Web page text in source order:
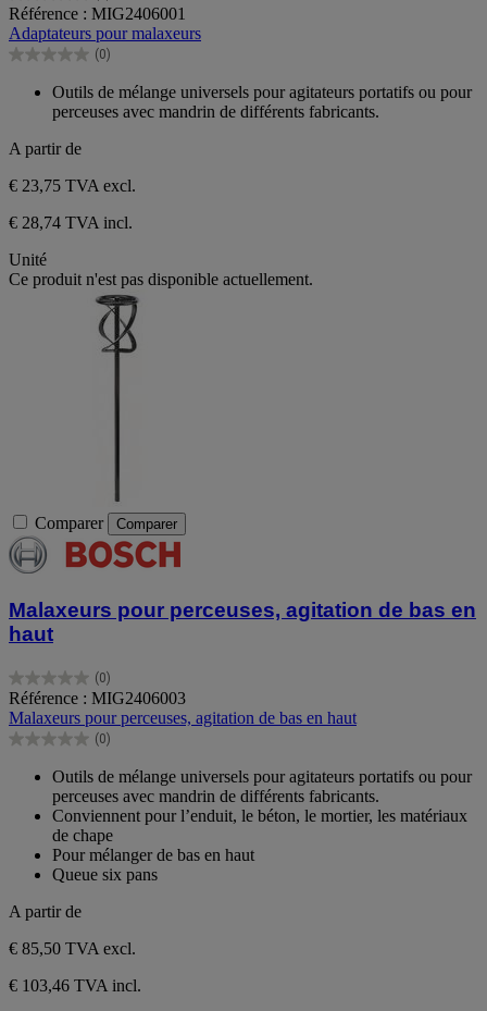
sur
5
étoiles.
Référence : MIG2406001
Adaptateurs pour malaxeurs
(0)
0.0
étoiles.
Outils de mélange universels pour agitateurs portatifs ou pour
perceuses avec mandrin de différents fabricants.
A partir de
€ 23,75 TVA excl.
€ 28,74 TVA incl.
Unité
Ce produit n'est pas disponible actuellement.
Comparer Comparer
Malaxeurs pour perceuses, agitation de bas en
haut
(0)
0.0
sur
5
étoiles.
Référence : MIG2406003
Malaxeurs pour perceuses, agitation de bas en haut
(0)
0.0
étoiles.
Outils de mélange universels pour agitateurs portatifs ou pour
perceuses avec mandrin de différents fabricants.
Conviennent pour l’enduit, le béton, le mortier, les matériaux
de chape
Pour mélanger de bas en haut
Queue six pans
A partir de
€ 85,50 TVA excl.
€ 103,46 TVA incl.